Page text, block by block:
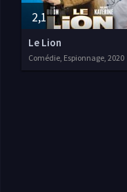
2,1
Le Lion
Comédie, Espionnage, 2020